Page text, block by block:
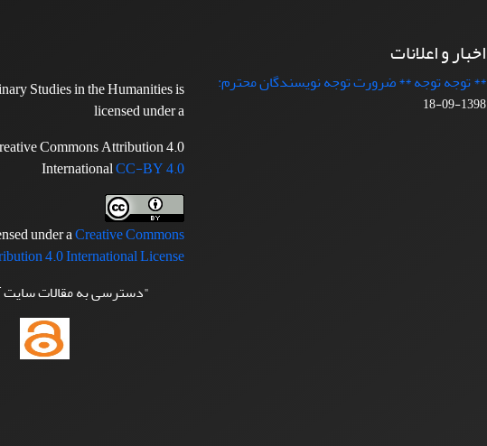
اخبار و اعلانات
** توجه توجه ** ضرورت توجه نویسندگان محترم:
1398-09-18
Studies in the Humanities is
licensed under a
Commons Attribution 4.0
InternationalCC-BY 4.0
under aCreative Commons
4.0 International License
"دسترسی به مقالات